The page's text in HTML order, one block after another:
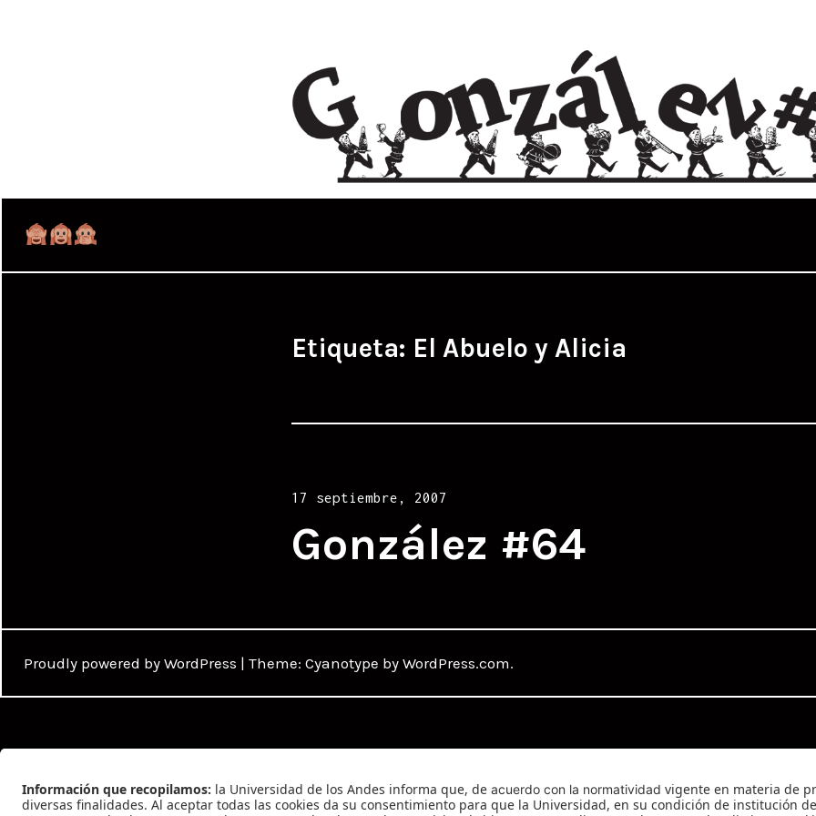
Etiqueta: El Abuelo y Alicia
Posted
17 septiembre, 2007
González #64
Proudly powered by WordPress | Theme: Cyanotype by WordPress.com.